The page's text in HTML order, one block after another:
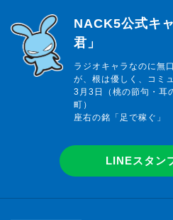
らじっと君
NACK5公式キ
君」
ラジオキャラなのに無
が、根は優しく、コミ
3月3日（桃の節句・耳
町）
座右の銘「足で稼ぐ」
LINEスタン